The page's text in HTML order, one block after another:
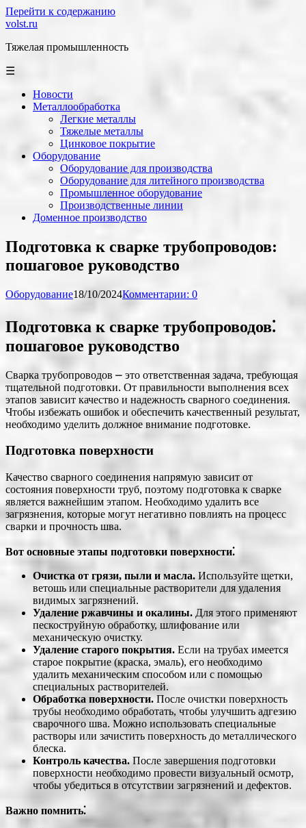
Перейти к содержанию
volst.ru
Тяжелая промышленность
☰
Новости
Металлообработка
Легкие металлы
Тяжелые металлы
Цинковое покрытие
Оборудование
Оборудование для производства
Оборудование для литейного производства
Промышленное оборудование
Производственные линии
Доменное производство
Подготовка к сварке трубопроводов:
пошаговое руководство
Оборудование18/10/2024Комментарии: 0
Подготовка к сварке трубопроводов⁚
пошаговое руководство
Сварка трубопроводов ⎼ это ответственная задача, требующая
тщательной подготовки. От правильности выполнения всех
этапов зависит качество и надежность сварного соединения.
Чтобы избежать ошибок и обеспечить качественный результат,
необходимо уделить должное внимание подготовке.
Подготовка поверхности
Качество сварного соединения напрямую зависит от
состояния поверхности труб, поэтому подготовка к сварке
является важнейшим этапом. Необходимо удалить все
загрязнения, которые могут негативно повлиять на процесс
сварки и прочность шва.
Вот основные этапы подготовки поверхности⁚
Очистка от грязи, пыли и масла. Используйте щетки,
ветошь или специальные растворители для удаления
видимых загрязнений.
Удаление ржавчины и окалины. Для этого применяют
пескоструйную обработку, шлифование или
механическую очистку.
Удаление старого покрытия. Если на трубах имеется
старое покрытие (краска, эмаль), его необходимо
удалить механическим способом или с помощью
специальных растворителей.
Обработка поверхности. После очистки поверхность
трубы необходимо обработать, чтобы улучшить адгезию
сварочного шва. Можно использовать специальные
растворы или зачистить поверхность до металлического
блеска.
Контроль качества. После завершения подготовки
поверхности необходимо провести визуальный осмотр,
чтобы убедиться в отсутствии загрязнений и дефектов.
Важно помнить⁚